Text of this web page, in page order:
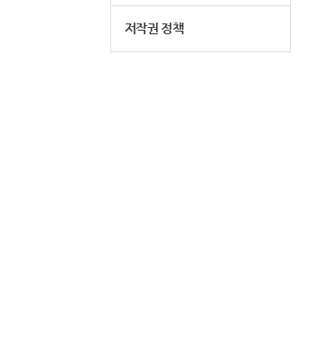
저작권 정책